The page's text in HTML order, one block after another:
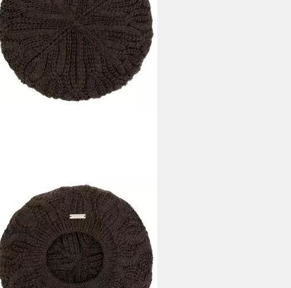
SEEBERGER
Baskenmütze (1-St) Winterbaske mit
Futter
(3)
34,95 €
lieferbar - in 2-3 Werktagen bei dir
+5